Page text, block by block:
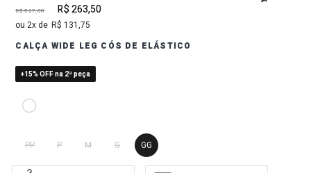
R$ 527,00 R$ 263,50
2 R$ 131,75
CALÇA WIDE LEG CÓS DE ELÁSTICO
+15% OFF na 2ª peça
PP P M G GG